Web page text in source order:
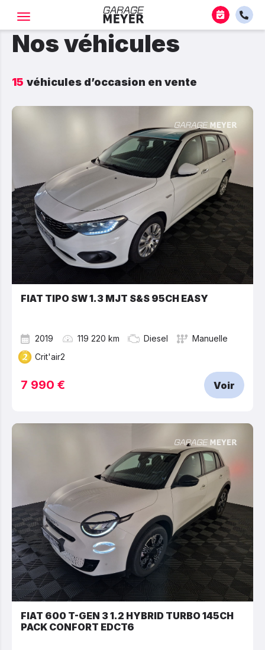
Nos véhicules
15 véhicules d’occasion en vente
FIAT TIPO SW 1.3 MJT S&S 95CH EASY
2019 119 220 km Diesel
Manuelle
Crit'air2
7 990 € Voir
FIAT 600 T-GEN 3 1.2 HYBRID TURBO 145CH
PACK CONFORT EDCT6